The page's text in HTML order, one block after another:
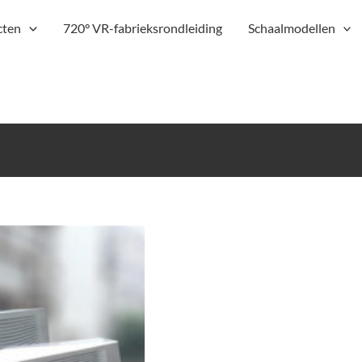
720° VR-fabrieksrondleiding Schaalmodellen